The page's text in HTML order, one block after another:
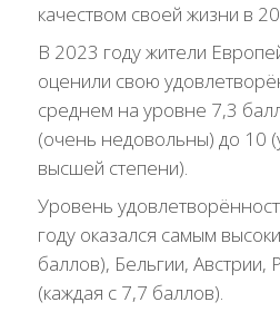
качеством своей жизни в
В 2023 году жители
оценили свою
среднем на уровне 7,3
(очень недовольны) до 10
высшей степени).
Уровень
году оказался самым
баллов), Бельгии, Австрии,
(каждая с 7,7 баллов).